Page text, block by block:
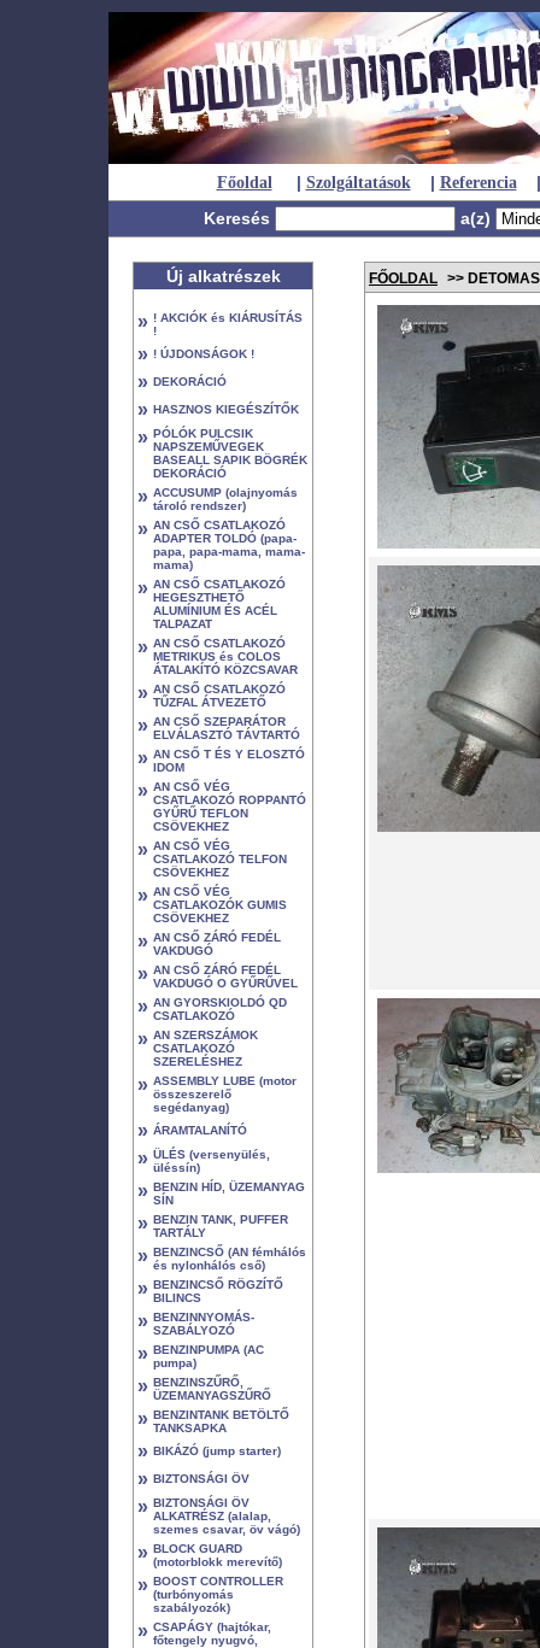
Főoldal | Szolgáltatások | Referencia
|
Keresés
a(z)
Új alkatrészek
» ! AKCIÓK és KIÁRUSÍTÁS
!
» ! ÚJDONSÁGOK !
» DEKORÁCIÓ
» HASZNOS KIEGÉSZÍTŐK
» PÓLÓK PULCSIK
NAPSZEMŰVEGEK
BASEALL SAPIK BÖGRÉK
DEKORÁCIÓ
» ACCUSUMP (olajnyomás
tároló rendszer)
» AN CSŐ CSATLAKOZÓ
ADAPTER TOLDÓ (papa-
papa, papa-mama, mama-
mama)
» AN CSŐ CSATLAKOZÓ
HEGESZTHETŐ
ALUMÍNIUM ÉS ACÉL
TALPAZAT
» AN CSŐ CSATLAKOZÓ
METRIKUS és COLOS
ÁTALAKÍTÓ KÖZCSAVAR
» AN CSŐ CSATLAKOZÓ
TŰZFAL ÁTVEZETŐ
» AN CSŐ SZEPARÁTOR
ELVÁLASZTÓ TÁVTARTÓ
» AN CSŐ T ÉS Y ELOSZTÓ
IDOM
» AN CSŐ VÉG
CSATLAKOZÓ ROPPANTÓ
GYŰRŰ TEFLON
CSÖVEKHEZ
» AN CSŐ VÉG
CSATLAKOZÓ TELFON
CSÖVEKHEZ
» AN CSŐ VÉG
CSATLAKOZÓK GUMIS
CSÖVEKHEZ
» AN CSŐ ZÁRÓ FEDÉL
VAKDUGÓ
» AN CSŐ ZÁRÓ FEDÉL
VAKDUGÓ O GYŰRŰVEL
» AN GYORSKIOLDÓ QD
CSATLAKOZÓ
» AN SZERSZÁMOK
CSATLAKOZÓ
SZERELÉSHEZ
» ASSEMBLY LUBE (motor
összeszerelő
segédanyag)
» ÁRAMTALANÍTÓ
» ÜLÉS (versenyülés,
üléssín)
» BENZIN HÍD, ÜZEMANYAG
SÍN
» BENZIN TANK, PUFFER
TARTÁLY
» BENZINCSŐ (AN fémhálós
és nylonhálós cső)
» BENZINCSŐ RÖGZÍTŐ
BILINCS
» BENZINNYOMÁS-
SZABÁLYOZÓ
» BENZINPUMPA (AC
pumpa)
» BENZINSZŰRŐ,
ÜZEMANYAGSZŰRŐ
» BENZINTANK BETÖLTŐ
TANKSAPKA
» BIKÁZÓ (jump starter)
» BIZTONSÁGI ÖV
» BIZTONSÁGI ÖV
ALKATRÉSZ (alalap,
szemes csavar, öv vágó)
» BLOCK GUARD
(motorblokk merevítő)
» BOOST CONTROLLER
(turbónyomás
szabályozók)
» CSAPÁGY (hajtókar,
főtengely nyugvó,
FŐOLDAL >>